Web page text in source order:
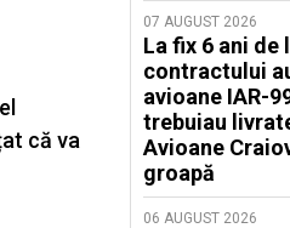
că va
07 AUGUST 2026
La fix 6 ani de
contractului
avioane IAR-
trebuiau
Avioane
groapă
06 AUGUST 2026